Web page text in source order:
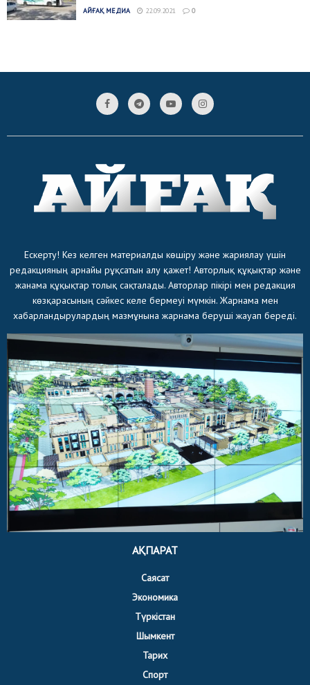
АЙҒАҚ МЕДИА 22.09.2021 0
Ескерту! Кез келген материалды көшіру және жариялау үшін
редакцияның арнайы рұқсатын алу қажет! Авторлық құқықтар және
жанама құқықтар толық сақталады. Авторлар пікірі мен редакция
көзқарасының сәйкес келе бермеуі мүмкін. Жарнама мен
хабарландырулардың мазмұнына жарнама беруші жауап береді.
АҚПАРАТ
Саясат
Экономика
Түркістан
Шымкент
Тарих
Спорт